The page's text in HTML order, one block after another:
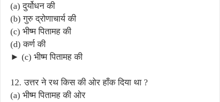
(a) दुर्योधन की
(b) गुरु द्रोणाचार्य की
(c) भीष्म पितामह की
(d) कर्ण की
► (c) भीष्म पितामह की
12. उत्तर ने रथ किस की ओर हाँक दिया था ?
(a) भीष्म पितामह की ओर